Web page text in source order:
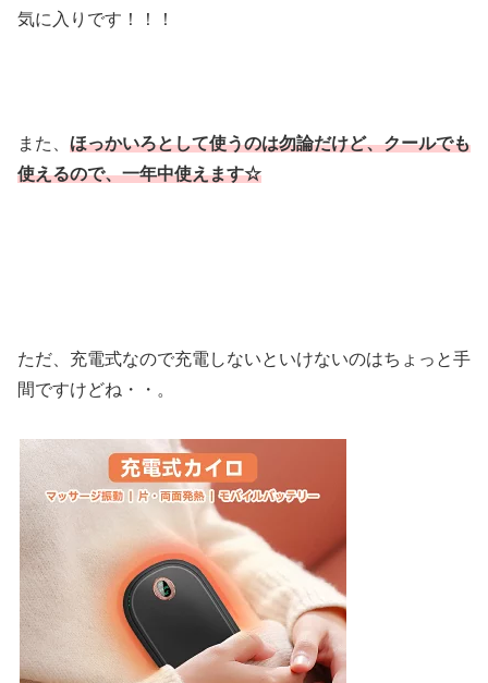
気に入りです！！！
また、 ほっかいろとして使うのは勿論だけど、クールでも
使えるので、一年中使えます☆
ただ、充電式なので充電しないといけないのはちょっと手
間ですけどね・・。